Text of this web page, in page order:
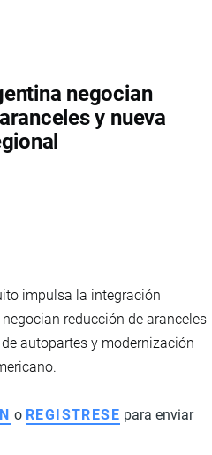
negocian
y nueva
impulsa la integración
reducción de aranceles
autopartes y modernización
o REGISTRESE para enviar